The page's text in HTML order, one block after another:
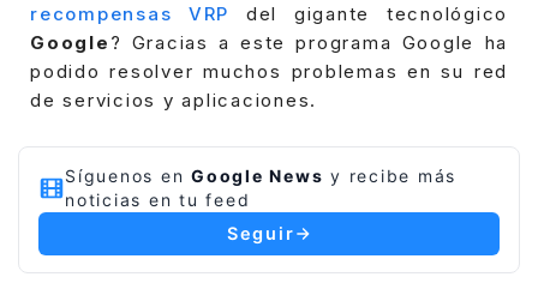
recompensas VRP
del gigante tecnológico
Google ? Gracias a este programa Google ha
podido resolver muchos problemas en su red
de servicios y aplicaciones.
Síguenos en Google News y recibe más
noticias en tu feed
Seguir